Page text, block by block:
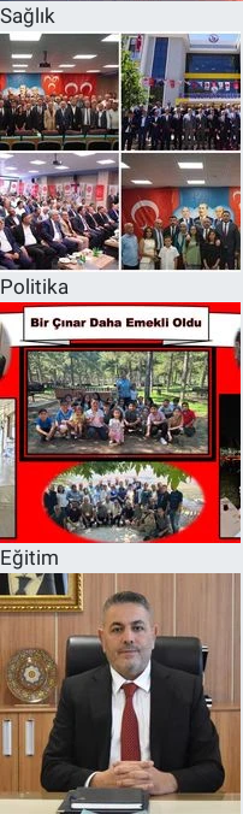
Sağlık
Politika
Eğitim